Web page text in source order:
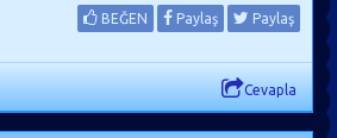
BEĞEN Paylaş Paylaş
Cevapla